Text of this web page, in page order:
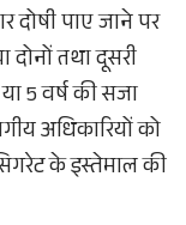
दोषी पाए जाने पर
दोनों तथा दूसरी
5 वर्ष की सजा
अधिकारियों को
के इस्तेमाल की